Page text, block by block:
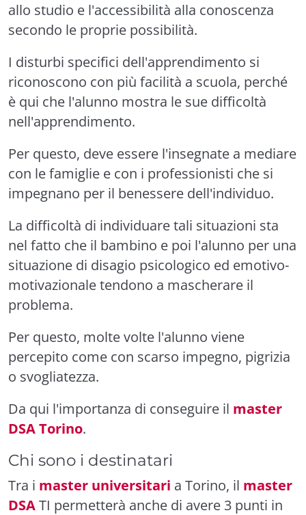
allo studio e l'accessibilità alla conoscenza
secondo le proprie possibilità.
I disturbi specifici dell'apprendimento si
riconoscono con più facilità a scuola, perché
è qui che l'alunno mostra le sue difficoltà
nell'apprendimento.
Per questo, deve essere l'insegnate a mediare
con le famiglie e con i professionisti che si
impegnano per il benessere dell'individuo.
La difficoltà di individuare tali situazioni sta
nel fatto che il bambino e poi l'alunno per una
situazione di disagio psicologico ed emotivo-
motivazionale tendono a mascherare il
problema.
Per questo, molte volte l'alunno viene
percepito come con scarso impegno, pigrizia
o svogliatezza.
Da qui l'importanza di conseguire il master
DSA Torino.
Chi sono i destinatari
Tra i master universitari a Torino, il master
DSATI permetterà anche di avere 3 punti in